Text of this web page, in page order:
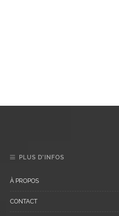
PLUS D’INFOS
À PROPOS
CONTACT